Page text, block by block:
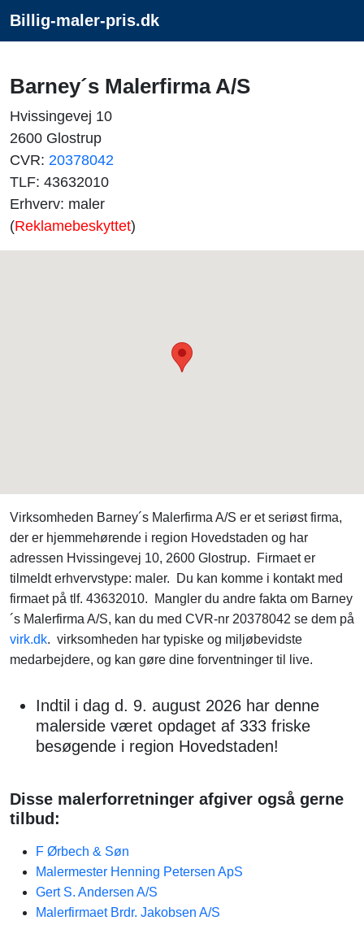
Billig-maler-pris.dk
Barney´s Malerfirma A/S
Hvissingevej 10
2600 Glostrup
CVR: 20378042
TLF: 43632010
Erhverv: maler
(Reklamebeskyttet)
Virksomheden Barney´s Malerfirma A/S er et seriøst firma,
der er hjemmehørende i region Hovedstaden og har
adressen Hvissingevej 10, 2600 Glostrup. Firmaet er
tilmeldt erhvervstype: maler. Du kan komme i kontakt med
firmaet på tlf. 43632010. Mangler du andre fakta om Barney
´s Malerfirma A/S, kan du med CVR-nr 20378042 se dem på
virk.dk. virksomheden har typiske og miljøbevidste
medarbejdere, og kan gøre dine forventninger til live.
Indtil i dag d. 9. august 2026 har denne
malerside været opdaget af 333 friske
besøgende i region Hovedstaden!
Disse malerforretninger afgiver også gerne
tilbud:
F Ørbech & Søn
Malermester Henning Petersen ApS
Gert S. Andersen A/S
Malerfirmaet Brdr. Jakobsen A/S